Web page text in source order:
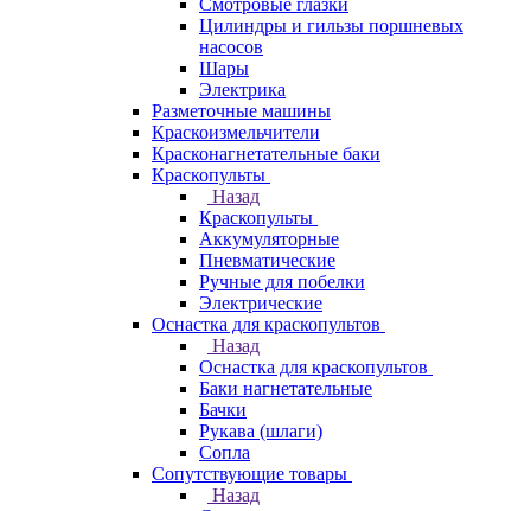
Смотровые глазки
Цилиндры и гильзы поршневых
насосов
Шары
Электрика
Разметочные машины
Краскоизмельчители
Красконагнетательные баки
Краскопульты
Назад
Краскопульты
Аккумуляторные
Пневматические
Ручные для побелки
Электрические
Оснастка для краскопультов
Назад
Оснастка для краскопультов
Баки нагнетательные
Бачки
Рукава (шлаги)
Сопла
Сопутствующие товары
Назад